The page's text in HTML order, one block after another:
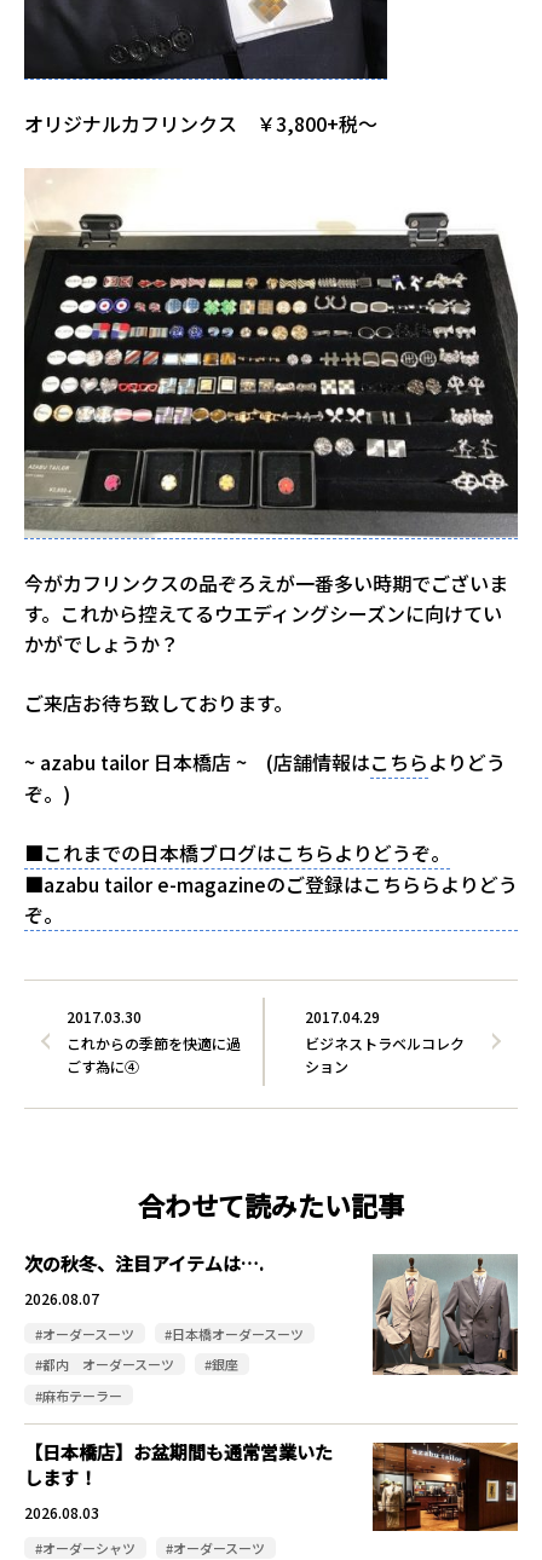
オリジナルカフリンクス ￥3,800+税～
今がカフリンクスの品ぞろえが一番多い時期でございま
す。これから控えてるウエディングシーズンに向けてい
かがでしょうか？
ご来店お待ち致しております。
~ azabu tailor 日本橋店 ~ (店舗情報はこちらよりどう
ぞ。)
■これまでの日本橋ブログはこちらよりどうぞ。
■azabu tailor e-magazineのご登録はこちららよりどう
ぞ。
2017.04.29
ビジネストラベルコレク
ション
2017.03.30
これからの季節を快適に過
ごす為に④
合わせて読みたい記事
次の秋冬、注目アイテムは….
2026.08.07
#オーダースーツ
#日本橋オーダースーツ
#都内 オーダースーツ
#銀座
#麻布テーラー
【日本橋店】お盆期間も通常営業いた
します！
2026.08.03
#オーダーシャツ
#オーダースーツ